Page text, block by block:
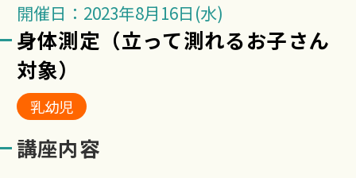
開催日：2023年8月16日(水)
身体測定（立って測れるお子さん
対象）
乳幼児
講座内容